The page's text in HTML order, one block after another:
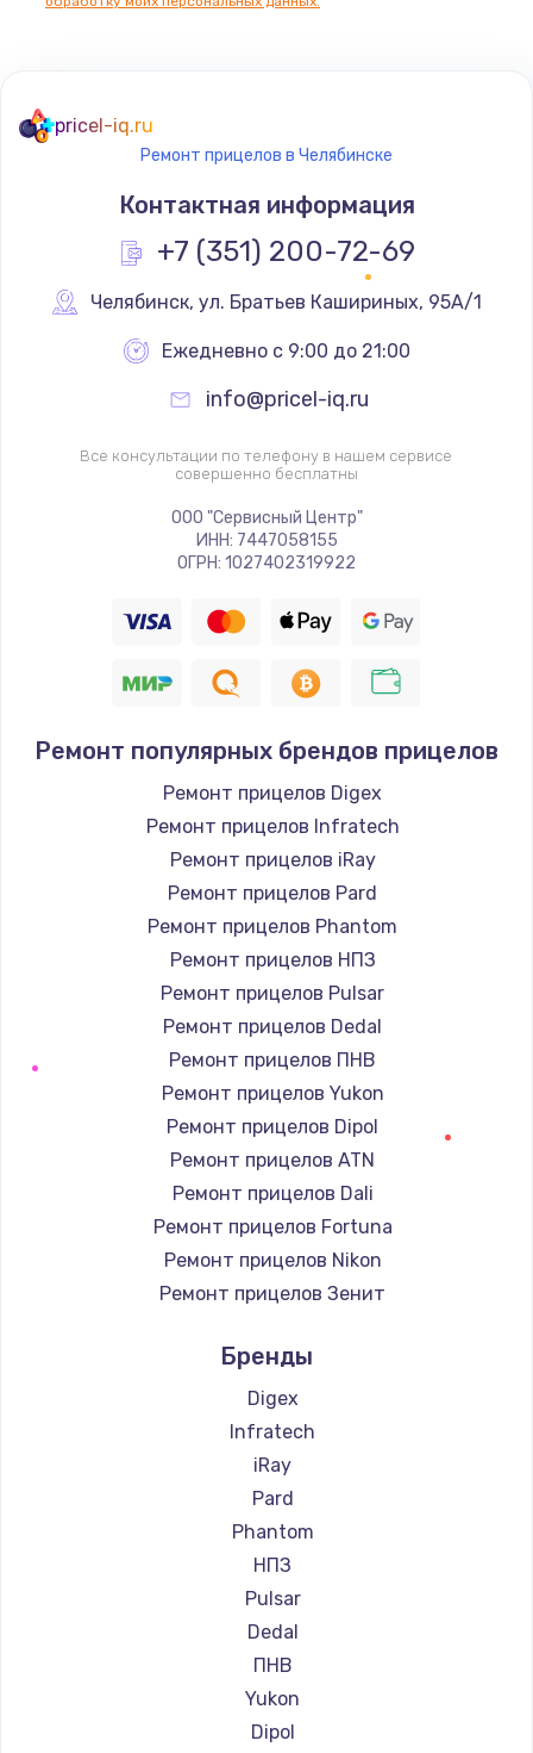
pricel-iq.ru
Ремонт прицелов в Челябинске
Контактная информация
+7 (351) 200-72-69
Челябинск, ул. Братьев Кашириных, 95А/1
Ежедневно с 9:00 до 21:00
info@pricel-iq.ru
Все консультации по телефону в нашем сервисе
совершенно бесплатны
ООО "Сервисный Центр"
ИНН: 7447058155
ОГРН: 1027402319922
Ремонт популярных брендов прицелов
Ремонт прицелов Digex
Ремонт прицелов Infratech
Ремонт прицелов iRay
Ремонт прицелов Pard
Ремонт прицелов Phantom
Ремонт прицелов НПЗ
Ремонт прицелов Pulsar
Ремонт прицелов Dedal
Ремонт прицелов ПНВ
Ремонт прицелов Yukon
Ремонт прицелов Dipol
Ремонт прицелов ATN
Ремонт прицелов Dali
Ремонт прицелов Fortuna
Ремонт прицелов Nikon
Ремонт прицелов Зенит
Ремонт прицелов Artelv
Ремонт прицелов Hakko
Ремонт прицелов HALES
Ремонт прицелов Leica
Ремонт прицелов Vector Optics
Ремонт прицелов Carl Zeiss
Ремонт прицелов Zeiss
Ремонт прицелов AGM Global Vision
Ремонт прицелов Pilad
Ремонт прицелов Arkon
Ремонт прицелов ANYSMART
Ремонт прицелов FLIR
Бренды
Digex
Infratech
iRay
Pard
Phantom
НПЗ
Pulsar
Dedal
ПНВ
Yukon
Dipol